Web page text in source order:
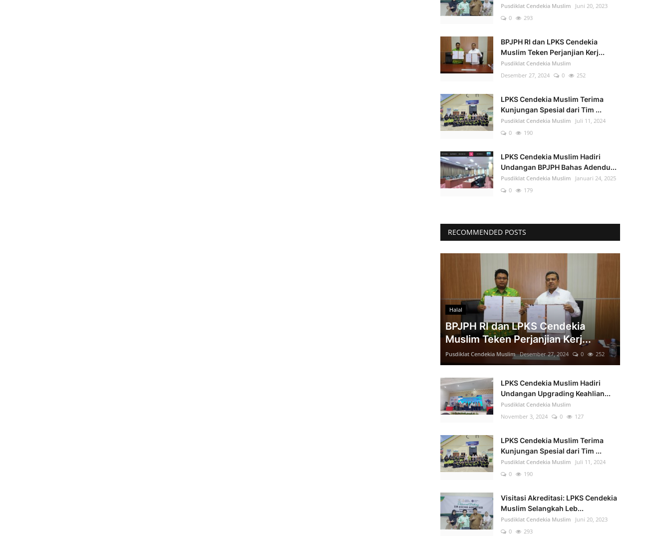
Pusdiklat Cendekia Muslim
Juni 20, 2023
0
293
BPJPH RI dan LPKS Cendekia
Muslim Teken Perjanjian Kerj...
Pusdiklat Cendekia Muslim
Desember 27, 2024
0 252
LPKS Cendekia Muslim Terima
Kunjungan Spesial dari Tim ...
Pusdiklat Cendekia Muslim
Juli 11, 2024
0
190
LPKS Cendekia Muslim Hadiri
Undangan BPJPH Bahas Adendu...
Pusdiklat Cendekia Muslim
Januari 24, 2025
0
179
RECOMMENDED POSTS
Halal
BPJPH RI dan LPKS Cendekia
Muslim Teken Perjanjian Kerj...
Pusdiklat Cendekia Muslim Desember 27, 2024 0 252
LPKS Cendekia Muslim Hadiri
Undangan Upgrading Keahlian...
Pusdiklat Cendekia Muslim
November 3, 2024
0 127
LPKS Cendekia Muslim Terima
Kunjungan Spesial dari Tim ...
Pusdiklat Cendekia Muslim
Juli 11, 2024
0
190
Visitasi Akreditasi: LPKS Cendekia
Muslim Selangkah Leb...
Pusdiklat Cendekia Muslim
Juni 20, 2023
0
293